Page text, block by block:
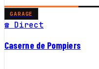
GARAGE
☎ Direct
Caserne de Pompiers